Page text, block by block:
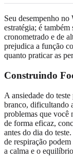
Seu desempenho
estratégia; é
cronometrado e de
prejudica a função
quanto praticar as
Construindo
A ansiedade do
branco, dificultando
problemas que você
de forma eficaz,
antes do dia do
de respiração
a calma e o